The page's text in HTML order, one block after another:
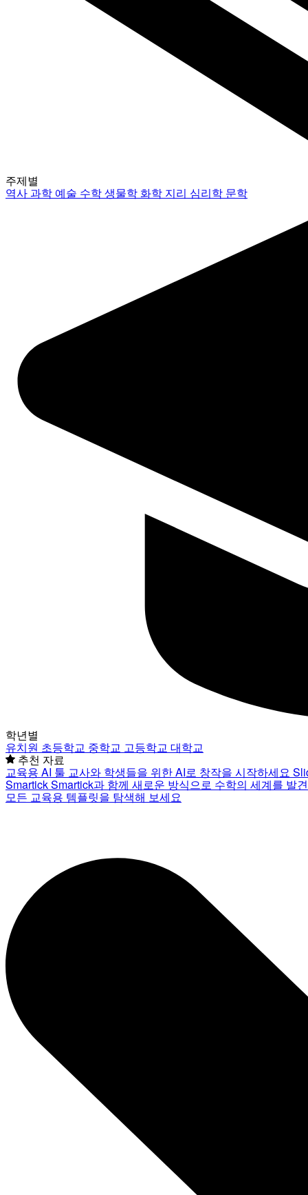
주제별
역사과학 예술 수학생물학 화학 지리 심리학 문학
학년별
유치원 초등학교 중학교 고등학교 대학교
추천 자료
교육용 AI 툴 교사와 학생들을 위한 AI로 창작을 시작하세요
SmartickSmartick과 함께 새로운 방식으로 수학의 세계를 발
모든 교육용 템플릿을 탐색해 보세요